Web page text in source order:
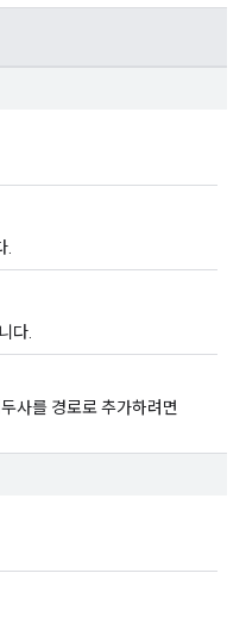
.
다.
사를 경로로 추가하려면